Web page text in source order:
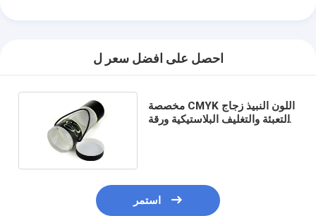
احصل على افضل سعر ل
مخصصة CMYK اللون النبيذ زجاج
التعبئة والتغليف البلاستيكية ورقة
استمر